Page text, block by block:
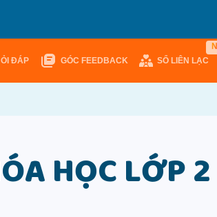
ĐÁP GÓC FEEDBACK SỔ LIÊN LẠC
N
HỌC LỚP 2